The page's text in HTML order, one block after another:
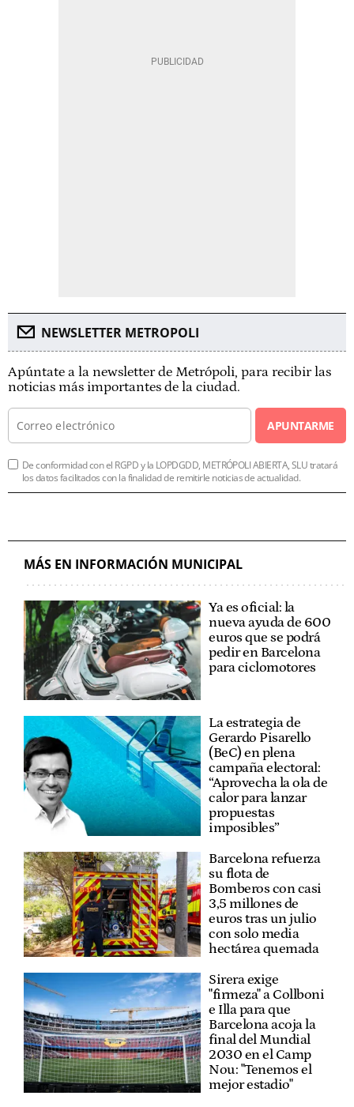
NEWSLETTER METROPOLI
Apúntate a la newsletter de Metrópoli, para recibir las
noticias más importantes de la ciudad.
APUNTARME
De conformidad con el RGPD y la LOPDGDD, METRÓPOLI ABIERTA, SLU tratará
los datos facilitados con la finalidad de remitirle noticias de actualidad.
MÁS EN INFORMACIÓN MUNICIPAL
Ya es oficial: la
nueva ayuda de 600
euros que se podrá
pedir en Barcelona
para ciclomotores
La estrategia de
Gerardo Pisarello
(BeC) en plena
campaña electoral:
“Aprovecha la ola de
calor para lanzar
propuestas
imposibles”
Barcelona refuerza
su flota de
Bomberos con casi
3,5 millones de
euros tras un julio
con solo media
hectárea quemada
Sirera exige
"firmeza" a Collboni
e Illa para que
Barcelona acoja la
final del Mundial
2030 en el Camp
Nou: "Tenemos el
mejor estadio"